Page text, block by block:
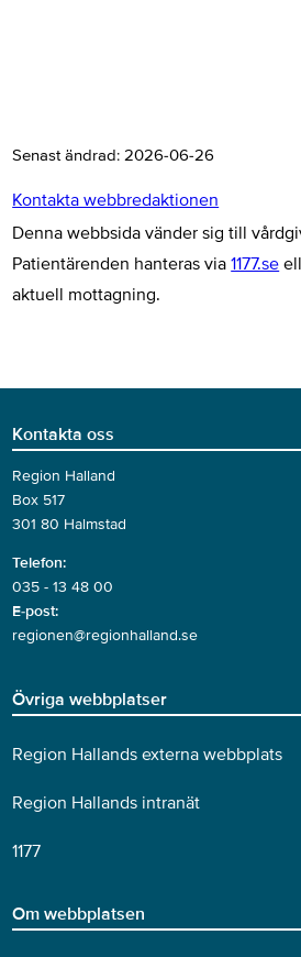
Senast ändrad:2026-06-26
Kontakta webbredaktionen
Denna webbsida vänder sig till
Patientärenden hanteras via1177.se
aktuell mottagning.
Kontakta oss
Region Halland
Box 517
301 80 Halmstad
Telefon:
035 - 13 48 00
E-post:
regionen@regionhalland.se
Övriga webbplatser
Region Hallands externa webbplats
Region Hallands intranät
1177
Om webbplatsen